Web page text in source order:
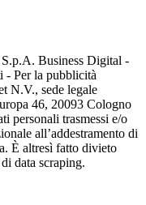
Business Digital -
- Per la pubblicità
N.V., sede legale
46, 20093 Cologno
personali trasmessi e/o
all’addestramento di
È altresì fatto divieto
data scraping.